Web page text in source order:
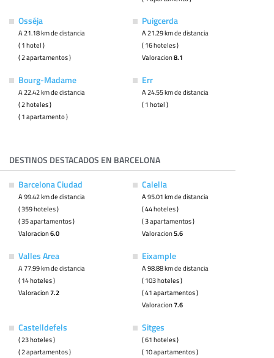
Osséja
A 21.18 km de distancia
( 1 hotel )
( 2 apartamentos )
Puigcerda
A 21.29 km de distancia
( 16 hoteles )
Valoracion8.1
Bourg-Madame
A 22.42 km de distancia
( 2 hoteles )
( 1 apartamento )
Err
A 24.55 km de distancia
( 1 hotel )
DESTINOS DESTACADOS EN BARCELONA
Barcelona Ciudad
A 99.42 km de distancia
( 359 hoteles )
( 35 apartamentos )
Valoracion6.0
Calella
A 95.01 km de distancia
( 44 hoteles )
( 3 apartamentos )
Valoracion5.6
Valles Area
A 77.99 km de distancia
( 14 hoteles )
Valoracion7.2
Eixample
A 98.88 km de distancia
( 103 hoteles )
( 41 apartamentos )
Valoracion7.6
Castelldefels
( 23 hoteles )
( 2 apartamentos )
Sitges
( 61 hoteles )
( 10 apartamentos )